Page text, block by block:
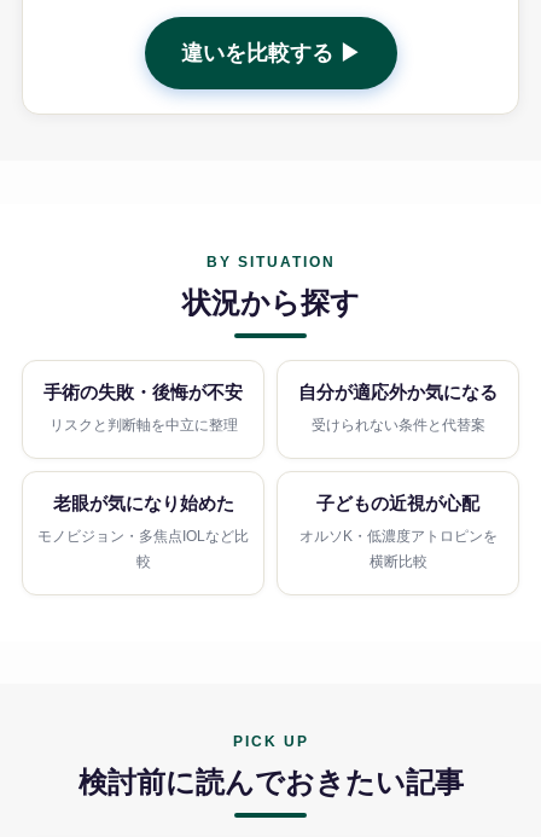
違いを比較する ▶
BY SITUATION
状況から探す
手術の失敗・後悔が不安
リスクと判断軸を中立に整理
自分が適応外か気になる
受けられない条件と代替案
老眼が気になり始めた
モノビジョン・多焦点IOLなど比
較
子どもの近視が心配
オルソK・低濃度アトロピンを
横断比較
PICK UP
検討前に読んでおきたい記事